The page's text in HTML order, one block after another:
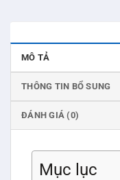
MÔ TẢ
THÔNG TIN BỔ SUNG
ĐÁNH GIÁ (0)
Mục lục